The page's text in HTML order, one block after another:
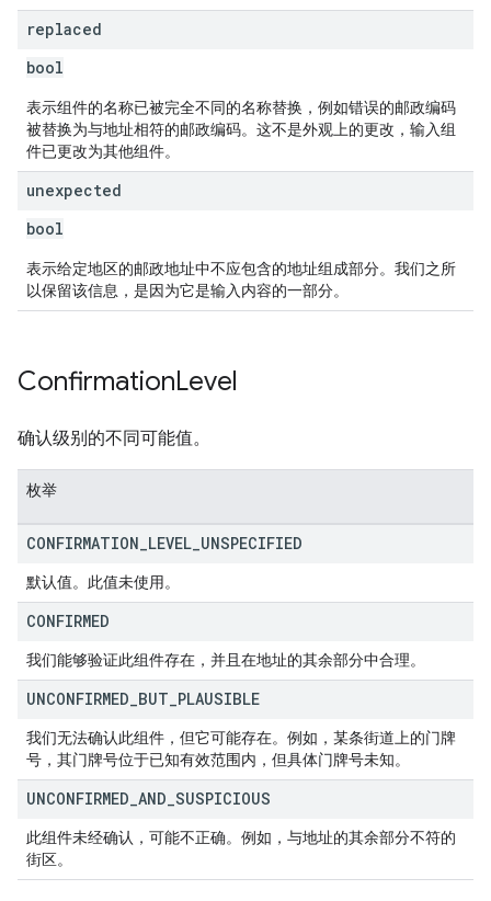
replaced
bool
表示组件的名称已被完全不同的名称替换，例如错误的邮政编码
被替换为与地址相符的邮政编码。这不是外观上的更改，输入组
件已更改为其他组件。
unexpected
bool
表示给定地区的邮政地址中不应包含的地址组成部分。我们之所
以保留该信息，是因为它是输入内容的一部分。
ConfirmationLevel
确认级别的不同可能值。
枚举
CONFIRMATION LEVEL UNSPECIFIED
默认值。此值未使用。
CONFIRMED
我们能够验证此组件存在，并且在地址的其余部分中合理。
UNCONFIRMED BUT PLAUSIBLE
我们无法确认此组件，但它可能存在。例如，某条街道上的门牌
号，其门牌号位于已知有效范围内，但具体门牌号未知。
UNCONFIRMED AND SUSPICIOUS
此组件未经确认，可能不正确。例如，与地址的其余部分不符的
街区。